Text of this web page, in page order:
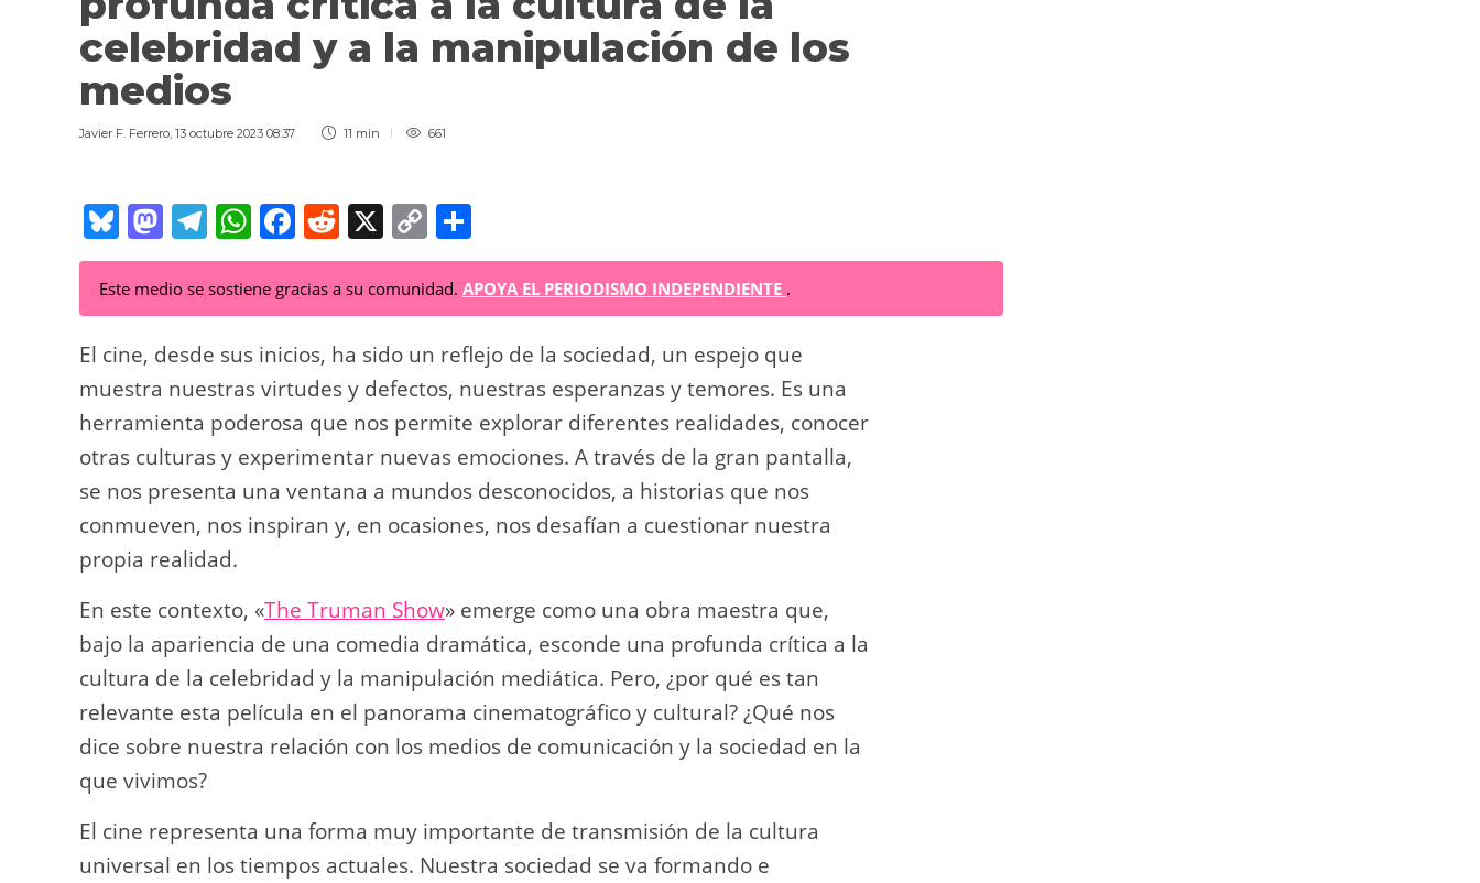
celebridad y a la manipulación de los
medios
Javier F. Ferrero, 13 octubre 2023 08:37 11 min 661
Bl
u
e
sk
y
M
a
st
o
d
o
n
T
el
e
gr
a
m
W
h
at
s
A
p
p
F
a
c
e
b
o
o
k
R
e
d
di
t
X C
o
p
y
Li
n
k
o
m
p
ar
tir
Este medio se sostiene gracias a su comunidad. APOYA EL PERIODISMO INDEPENDIENTE .
El cine, desde sus inicios, ha sido un reflejo de la sociedad, un espejo que
muestra nuestras virtudes y defectos, nuestras esperanzas y temores. Es una
herramienta poderosa que nos permite explorar diferentes realidades, conocer
otras culturas y experimentar nuevas emociones. A través de la gran pantalla,
se nos presenta una ventana a mundos desconocidos, a historias que nos
conmueven, nos inspiran y, en ocasiones, nos desafían a cuestionar nuestra
propia realidad.
En este contexto, «The Truman Show» emerge como una obra maestra que,
bajo la apariencia de una comedia dramática, esconde una profunda crítica a la
cultura de la celebridad y la manipulación mediática. Pero, ¿por qué es tan
relevante esta película en el panorama cinematográfico y cultural? ¿Qué nos
dice sobre nuestra relación con los medios de comunicación y la sociedad en la
que vivimos?
El cine representa una forma muy importante de transmisión de la cultura
universal en los tiempos actuales. Nuestra sociedad se va formando e